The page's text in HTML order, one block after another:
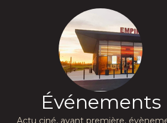
Événements
Actu ciné, avant première,